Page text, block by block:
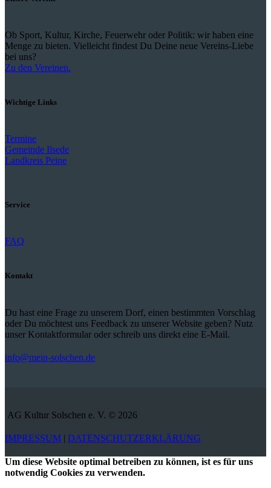
Ob Sport, Kultur, Kirche, Feuerwehr oder Politik: wir haben eine
Menge zu bieten. Vielleicht findest Du Deine neue Vereins-Liebe
bei uns?
Zu den Vereinen.
Wichtige Links
Termine
Gemeinde Ilsede
Landkreis Peine
Service
FAQ
Kontakt
Du hast eine Frage zu unserem Dorf, einen bestimmten Vorschlag
oder Du möchtest uns Feedback zu unserer Website geben? Nutz
unser Kontaktformular oder schreib uns direkt eine E-Mail.
info@mein-solschen.de
AG Kultur Solschen e. V. © 2026
IMPRESSUM | DATENSCHUTZERKLÄRUNG
Um diese Website optimal betreiben zu können, ist es für uns
notwendig Cookies zu verwenden.